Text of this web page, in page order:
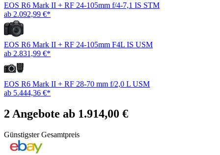
EOS R6 Mark II + RF 24-105mm f/4-7,1 IS STM
ab 2.092,99 €*
EOS R6 Mark II + RF 24-105mm F4L IS USM
ab 2.831,99 €*
EOS R6 Mark II + RF 28-70 mm f/2,0 L USM
ab 5.444,36 €*
2 Angebote ab 1.914,00 €
Günstigster Gesamtpreis